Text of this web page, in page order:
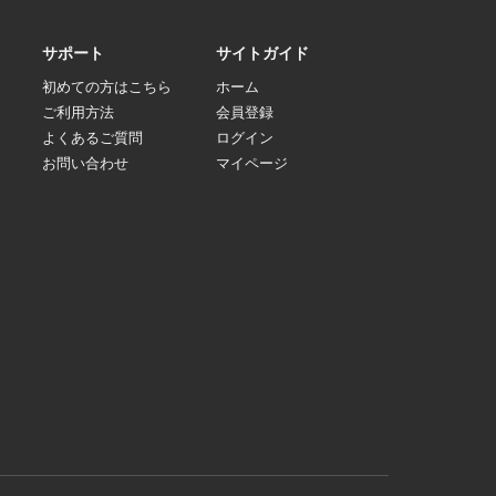
サポート
初めての方はこちら
ご利用方法
よくあるご質問
お問い合わせ
サイトガイド
ホーム
会員登録
ログイン
マイページ